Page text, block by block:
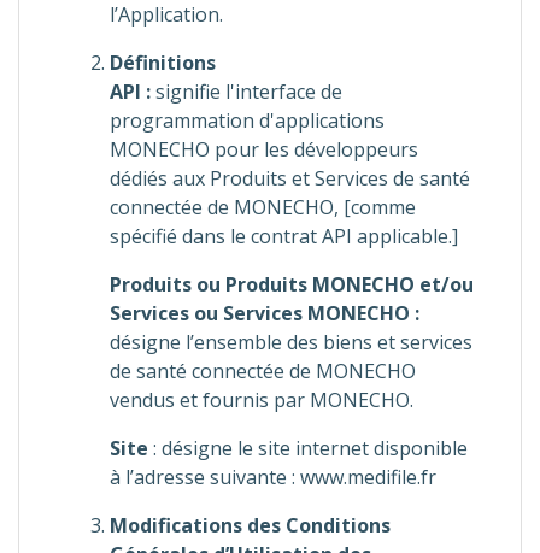
l’Application.
Définitions
API :signifie l'interface de
programmation d'applications
MONECHO pour les développeurs
dédiés aux Produits et Services de santé
connectée de MONECHO, [comme
spécifié dans le contrat API applicable.]
Produits ou Produits MONECHO et/ou
Services ou Services MONECHO :
désigne l’ensemble des biens et services
de santé connectée de MONECHO
vendus et fournis par MONECHO.
Site : désigne le site internet disponible
à l’adresse suivante : www.medifile.fr
Modifications des Conditions